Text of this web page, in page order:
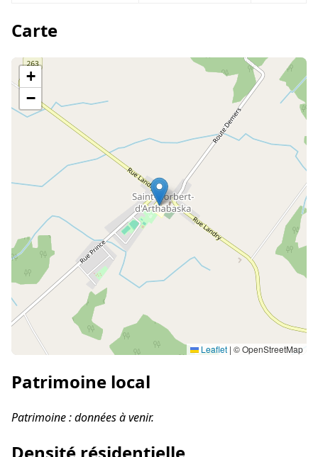
Carte
+
−
Leaflet | © OpenStreetMap
Patrimoine local
Patrimoine : données à venir.
Densité résidentielle